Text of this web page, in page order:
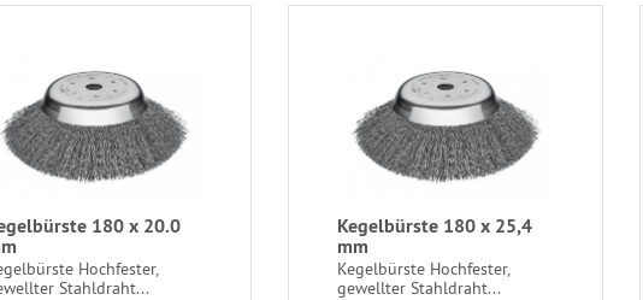
180 x 20.0
Hochfester,
Stahldraht...
Kegelbürste 180 x 25,4
mm
Kegelbürste Hochfester,
gewellter Stahldraht...